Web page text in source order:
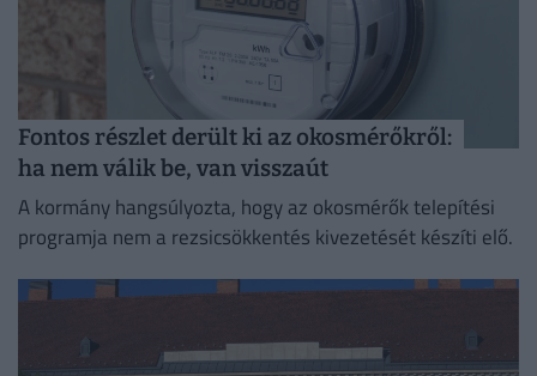
Fontos részlet derült ki az okosmérőkről:
ha nem válik be, van visszaút
A kormány hangsúlyozta, hogy az okosmérők telepítési
programja nem a rezsicsökkentés kivezetését készíti elő.